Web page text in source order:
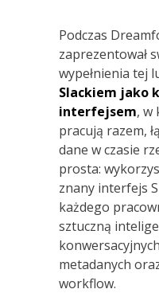
Podczas
zaprezentował
wypełnienia tej
Slackiem jako
interfejsem, w
pracują razem,
dane w czasie
prosta:
znany interfejs
każdego
sztuczną
metadanych
workflow.